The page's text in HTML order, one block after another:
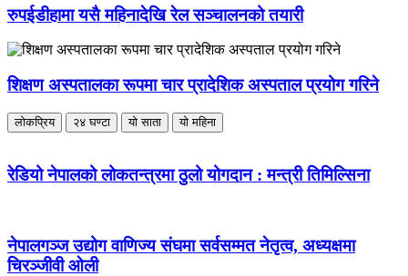
रुपईडीहामा यसै महिनादेखि रेल सञ्चालनको तयारी
शिक्षण अस्पतालका रूपमा चार प्रादेशिक अस्पताल प्रयोग गरिने
लोकप्रिय २४ घण्टा यो साता यो महिना
रेडियो नेपालको लोकतन्त्रमा ठुलो योगदान : मन्त्री तिमिल्सिना
नेपालगञ्ज उद्योग वाणिज्य संघमा सर्वसम्मत नेतृत्व, अध्यक्षमा
चिरञ्जीवी ओली